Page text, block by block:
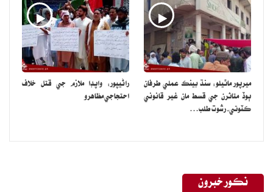
ميرپور ماٿيلو: سنڌ بينڪ عملي طرفان
ٻوڏ متاثرن جي قسط مان غير قانوني
ڪٽوتي، رشوت طلب…
راڻيپور: واپڊا ملازم جي قتل خلاف
احتجاجي مظاهرو
نڪور خبرون